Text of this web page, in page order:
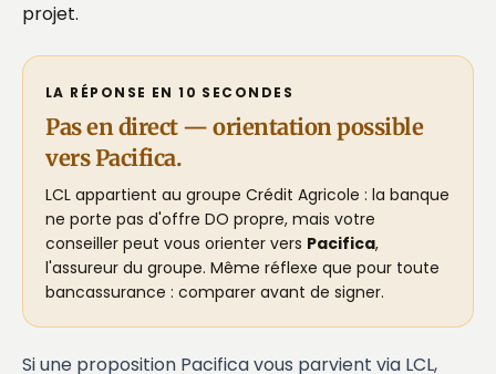
projet.
LA RÉPONSE EN 10 SECONDES
Pas en direct — orientation possible
vers Pacifica.
LCL appartient au groupe Crédit Agricole : la banque
ne porte pas d'offre DO propre, mais votre
conseiller peut vous orienter vers Pacifica,
l'assureur du groupe. Même réflexe que pour toute
bancassurance : comparer avant de signer.
Si une proposition Pacifica vous parvient via LCL,